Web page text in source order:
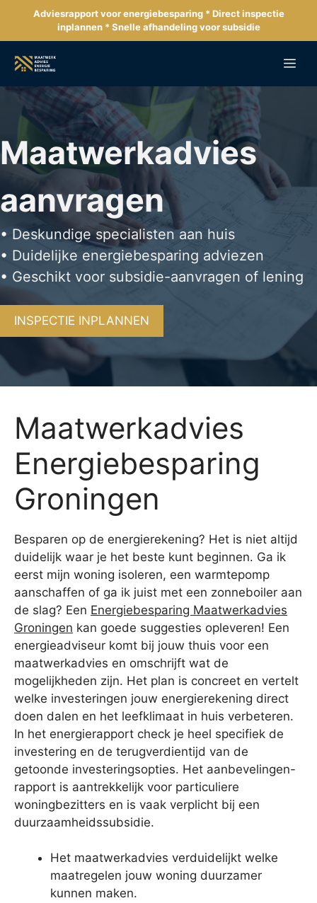
de
inhoud
Adviesrapport voor energiebesparing * Direct inspectie
inplannen * Snelle afhandeling voor subsidie
Maatwerkadvies
aanvragen
• Deskundige specialisten aan huis
• Duidelijke energiebesparing adviezen
• Geschikt voor subsidie-aanvragen of lening
INSPECTIE INPLANNEN
Maatwerkadvies
Energiebesparing
Groningen
Besparen op de energierekening? Het is niet altijd
duidelijk waar je het beste kunt beginnen. Ga ik
eerst mijn woning isoleren, een warmtepomp
aanschaffen of ga ik juist met een zonneboiler aan
de slag? Een Energiebesparing Maatwerkadvies
Groningen kan goede suggesties opleveren! Een
energieadviseur komt bij jouw thuis voor een
maatwerkadvies en omschrijft wat de
mogelijkheden zijn. Het plan is concreet en vertelt
welke investeringen jouw energierekening direct
doen dalen en het leefklimaat in huis verbeteren.
In het energierapport check je heel specifiek de
investering en de terugverdientijd van de
getoonde investeringsopties. Het aanbevelingen-
rapport is aantrekkelijk voor particuliere
woningbezitters en is vaak verplicht bij een
duurzaamheidssubsidie.
Het maatwerkadvies verduidelijkt welke
maatregelen jouw woning duurzamer
kunnen maken.